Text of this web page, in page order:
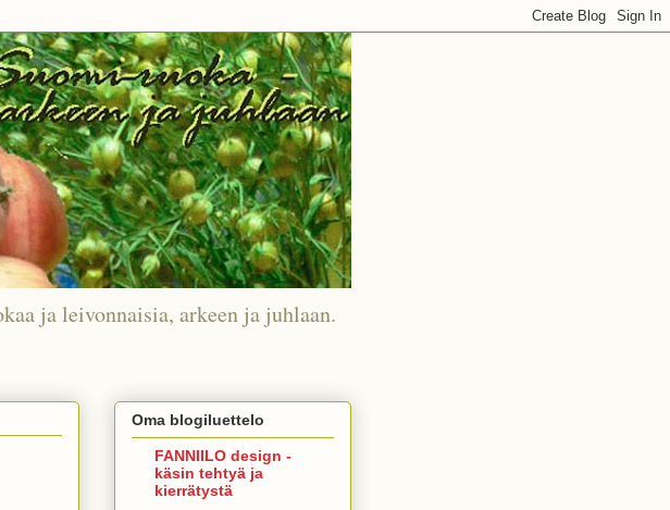
ja leivonnaisia, arkeen ja juhlaan.
Oma blogiluettelo
FANNIILO design -
käsin tehtyä ja
kierrätystä